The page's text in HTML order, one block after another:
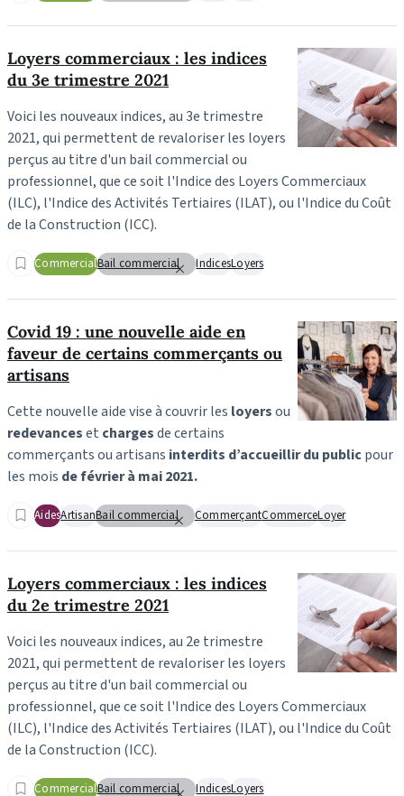
Loyers commerciaux : les indices
du 3e trimestre 2021
Voici les nouveaux indices, au 3e trimestre
2021, qui permettent de revaloriser les loyers
perçus au titre d'un bail commercial ou
professionnel, que ce soit l'Indice des Loyers Commerciaux
(ILC), l'Indice des Activités Tertiaires (ILAT), ou l'Indice du Coût
de la Construction (ICC).
CommercialBail commercial IndicesLoyers
Covid 19 : une nouvelle aide en
faveur de certains commerçants ou
artisans
Cette nouvelle aide viseà couvrir les loyersou
redevanceset chargesde certains
commerçants ou artisans interdits d’accueillir du publicpour
les mois de février à mai 2021.
AidesArtisanBail commercial CommerçantCommerceLoyer
Loyers commerciaux : les indices
du 2e trimestre 2021
Voici les nouveaux indices, au 2e trimestre
2021, qui permettent de revaloriser les loyers
perçus au titre d'un bail commercial ou
professionnel, que ce soit l'Indice des Loyers Commerciaux
(ILC), l'Indice des Activités Tertiaires (ILAT), ou l'Indice du Coût
de la Construction (ICC).
CommercialBail commercial IndicesLoyers